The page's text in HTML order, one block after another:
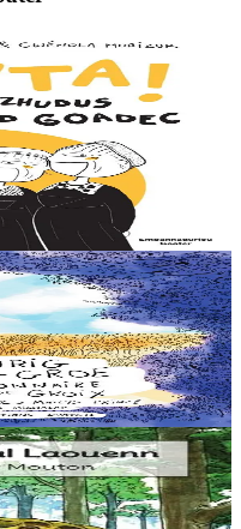
Goadec
? Desavet int bet war ar
bed a-bezh a-drugarez d’o
re dedennet gant yezh ar vro.